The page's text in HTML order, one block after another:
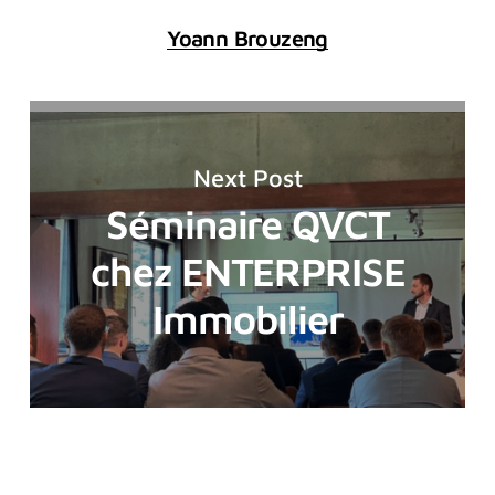
Yoann Brouzeng
Next Post
Séminaire QVCT
chez ENTERPRISE
Immobilier